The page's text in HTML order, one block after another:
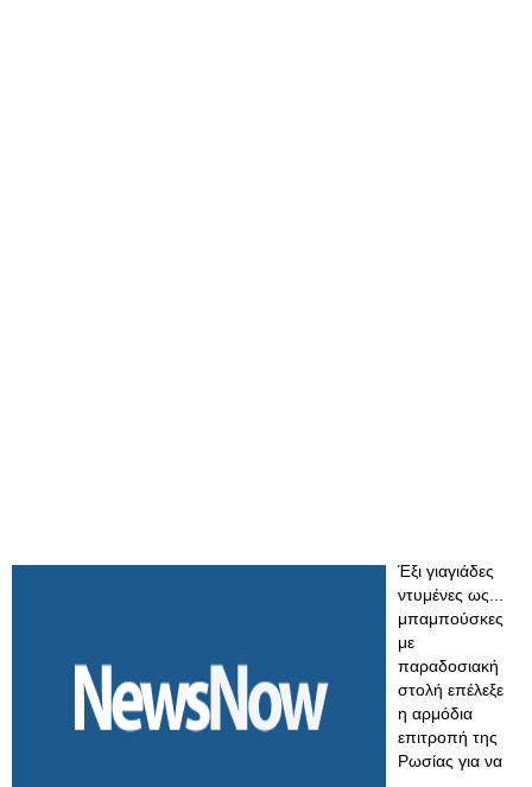
Έξι γιαγιάδες
ντυμένες ως...
μπαμπούσκες
με
παραδοσιακή
στολή επέλεξε
η αρμόδια
επιτροπή της
Ρωσίας για να